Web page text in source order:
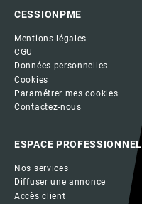
CESSIONPME
Mentions légales
CGU
Données personnelles
Cookies
Paramétrer mes cookies
Contactez-nous
ESPACE PROFESSIONNEL
Nos services
Diffuser une annonce
Accès client